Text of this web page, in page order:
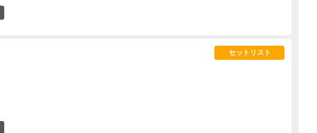
セットリスト